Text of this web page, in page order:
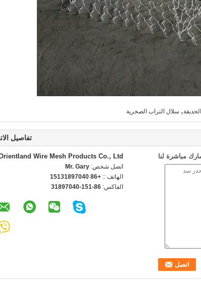
, سلال التراب الصخرية
تفاصيل
Wire Mesh Products Co., Ltd
اتصل شخص: Mr. Gary
الهاتف :: +86 15131897040
الفاكس: 86-151-31897040
مباشرة لنا